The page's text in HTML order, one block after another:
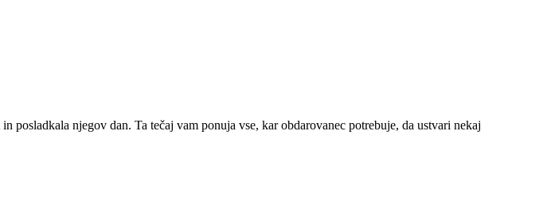
posladkala njegov dan. Ta tečaj vam ponuja vse, kar obdarovanec potrebuje, da ustvari nekaj